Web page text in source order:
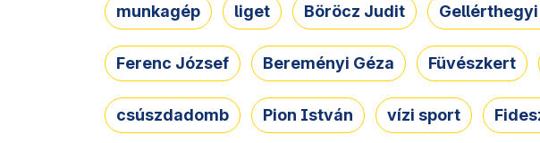
munkagép liget Böröcz Judit
Ferenc József Bereményi Géza Füvészkert
csúszdadomb Pion István vízi sport